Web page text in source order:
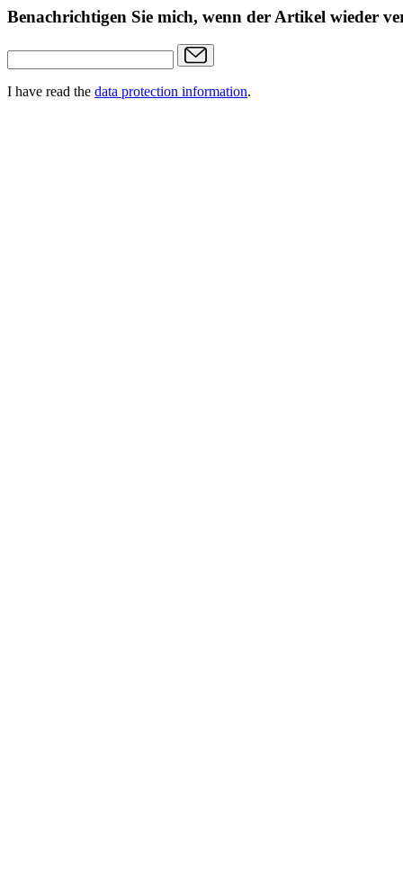
Benachrichtigen Sie mich, wenn der Artikel wieder
I have read the data protection information.